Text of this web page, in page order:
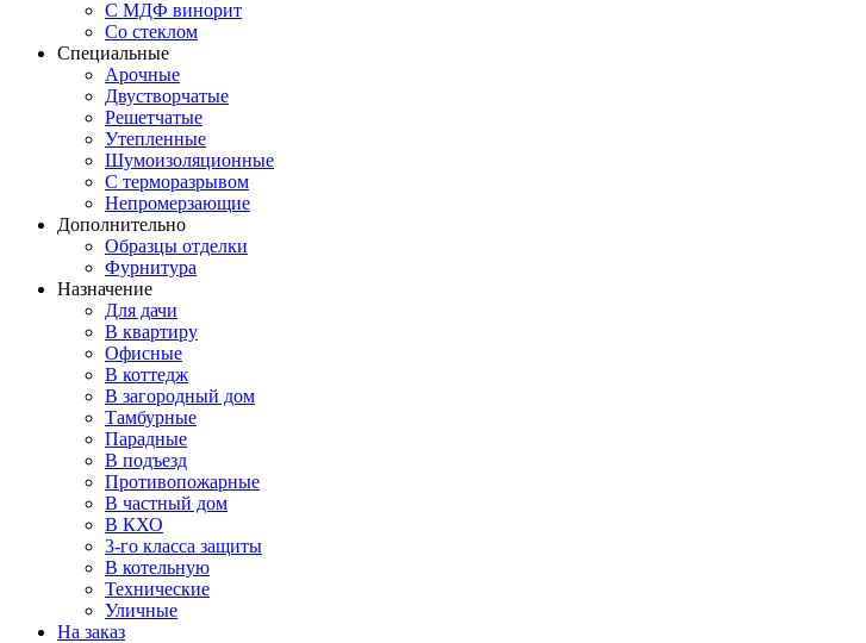
С МДФ винорит
Со стеклом
Специальные
Арочные
Двустворчатые
Решетчатые
Утепленные
Шумоизоляционные
С терморазрывом
Непромерзающие
Дополнительно
Образцы отделки
Фурнитура
Назначение
Для дачи
В квартиру
Офисные
В коттедж
В загородный дом
Тамбурные
Парадные
В подъезд
Противопожарные
В частный дом
В КХО
3-го класса защиты
В котельную
Технические
Уличные
На заказ